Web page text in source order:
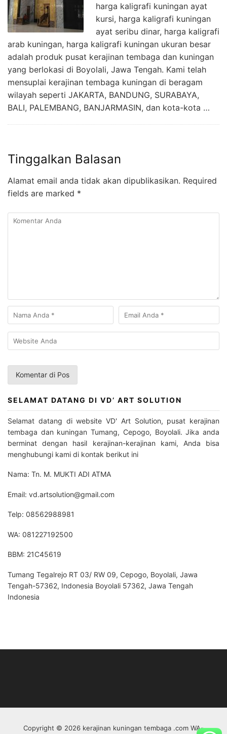
harga kaligrafi kuningan ayat
kursi, harga kaligrafi kuningan
ayat seribu dinar, harga kaligrafi
arab kuningan, harga kaligrafi kuningan ukuran besar
adalah produk pusat kerajinan tembaga dan kuningan
yang berlokasi di Boyolali, Jawa Tengah. Kami telah
mensuplai kerajinan tembaga kuningan di beragam
wilayah seperti JAKARTA, BANDUNG, SURABAYA,
BALI, PALEMBANG, BANJARMASIN, dan kota-kota …
Tinggalkan Balasan
Alamat email anda tidak akan dipublikasikan. Required
fields are marked *
SELAMAT DATANG DI VD’ ART SOLUTION
Selamat datang di website VD' Art Solution, pusat kerajinan
tembaga dan kuningan Tumang, Cepogo, Boyolali. Jika anda
berminat dengan hasil kerajinan-kerajinan kami, Anda bisa
menghubungi kami di kontak berikut ini
Nama: Tn. M. MUKTI ADI ATMA
Email: vd.artsolution@gmail.com
Telp: 08562988981
WA: 081227192500
BBM: 21C45619
Tumang Tegalrejo RT 03/ RW 09, Cepogo, Boyolali, Jawa
Tengah-57362, Indonesia Boyolali 57362, Jawa Tengah
Indonesia
Copyright © 2026 kerajinan kuningan tembaga .com WA-